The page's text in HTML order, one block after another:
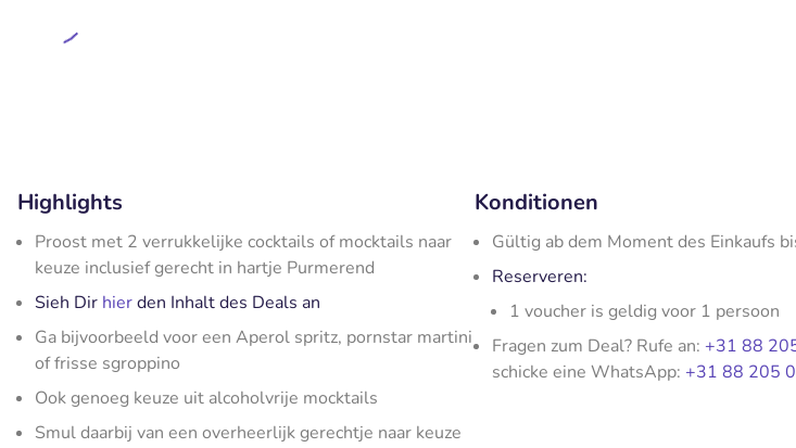
Highlights
Proost met 2 verrukkelijke cocktails of mocktails naar
keuze inclusief gerecht in hartje Purmerend
Sieh Dir hierden Inhalt des Deals an
Ga bijvoorbeeld voor een Aperol spritz, pornstar martini
of frisse sgroppino
Ook genoeg keuze uit alcoholvrije mocktails
Smul daarbij van een overheerlijk gerechtje naar keuze
Konditionen
Gültig ab dem Moment des Einkaufs
Reserveren:
1 voucher is geldig voor 1 persoon
Fragen zum Deal? Rufe an: +31 88
schicke eine WhatsApp: +31 88 205